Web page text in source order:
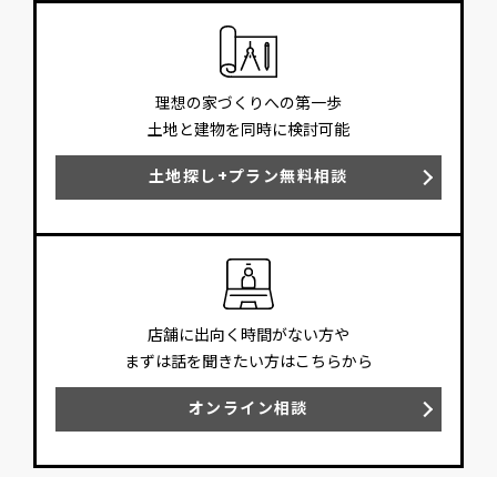
理想の家づくりへの第一歩
土地と建物を同時に検討可能
土地探し+プラン無料相談
店舗に出向く時間がない方や
まずは話を聞きたい方はこちらから
オンライン相談